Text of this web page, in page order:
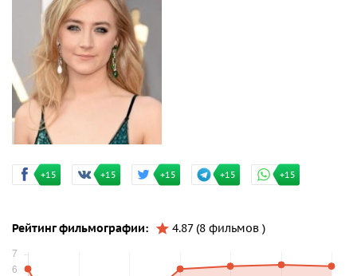
+15 +15 +15 +15 +15
Рейтинг фильмографии: 4.87 (8 фильмов )